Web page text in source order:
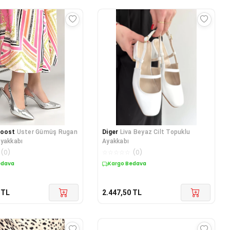
Uster Gümüş Rugan
(0)
TL
Diger Liva Beyaz Cilt Topuklu
Ayakkabı
(0)
Kargo Bedava
2.447,50 TL